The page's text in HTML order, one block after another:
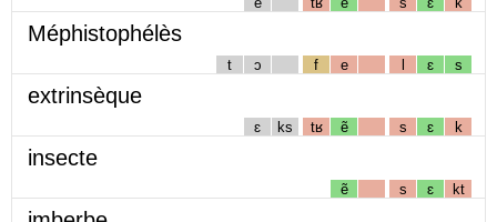
Méphistophélès
t ɔ f e l ɛ s
extrinsèque
ɛ ks tʁ ẽ s ɛ k
insecte
ẽ s ɛ kt